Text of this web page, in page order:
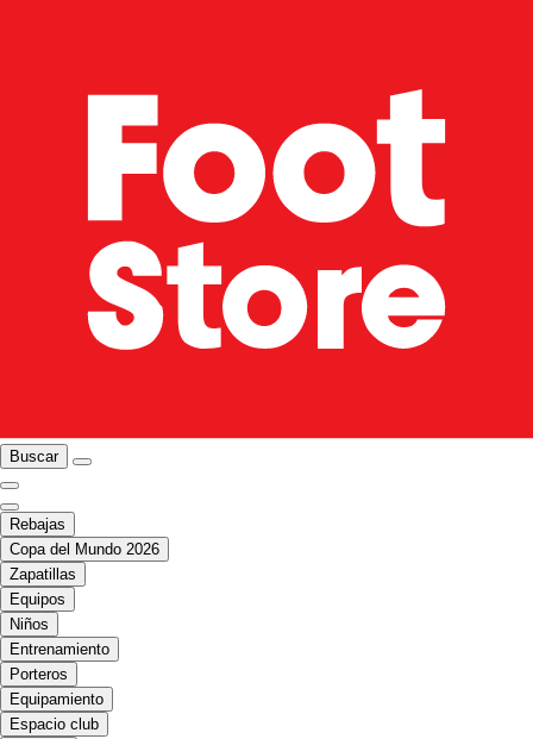
Buscar
Rebajas
Copa del Mundo 2026
Zapatillas
Equipos
Niños
Entrenamiento
Porteros
Equipamiento
Espacio club